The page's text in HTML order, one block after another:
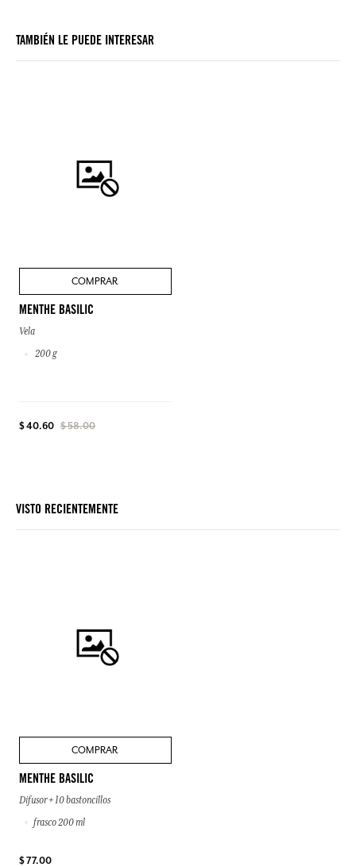
TAMBIÉN LE PUEDE INTERESAR
COMPRAR
MENTHE BASILIC
Vela
200 g
$ 40.60 $ 58.00
VISTO RECIENTEMENTE
COMPRAR
MENTHE BASILIC
Difusor + 10 bastoncillos
frasco 200 ml
$ 77.00